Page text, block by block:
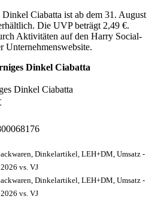
Ciabatta ist ab dem 31. August
Die UVP beträgt 2,49 €.
Aktivitäten auf den Harry Social-
Unternehmenswebsite.
Dinkel Ciabatta
Dinkel Ciabatta
Dinkelartikel, LEH+DM, Umsatz -
vs. VJ
Dinkelartikel, LEH+DM, Umsatz -
vs. VJ